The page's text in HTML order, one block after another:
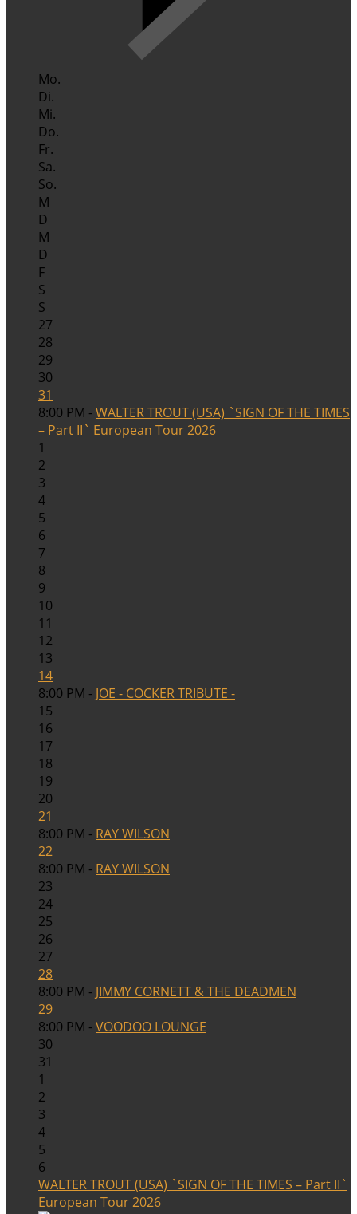
Mo.
Di.
Mi.
Do.
Fr.
Sa.
So.
M
D
M
D
F
S
S
27
28
29
30
31
8:00 PM -WALTER TROUT (USA) `SIGN OF THE TIMES
– Part II` European Tour 2026
1
2
3
4
5
6
7
8
9
10
11
12
13
14
8:00 PM - JOE - COCKER TRIBUTE -
15
16
17
18
19
20
21
8:00 PM - RAY WILSON
22
8:00 PM - RAY WILSON
23
24
25
26
27
28
8:00 PM - JIMMY CORNETT & THE DEADMEN
29
8:00 PM -VOODOO LOUNGE
30
31
1
2
3
4
5
6
WALTER TROUT (USA) `SIGN OF THE TIMES – Part II`
European Tour 2026